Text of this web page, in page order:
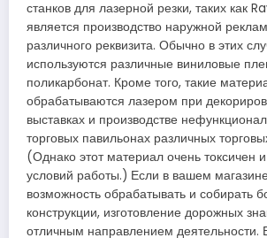
станков для лазерной резки, таких как
является производство наружной
различного реквизита. Обычно в этих
используются различные виниловые
поликарбонат. Кроме того, такие
обрабатываются лазером при
выставках и производстве
торговых павильонах различных
(Однако этот материал очень токсичен
условий работы.) Если в вашем
возможность обрабатывать и собирать
конструкции, изготовление дорожных
отличным направлением деятельности.